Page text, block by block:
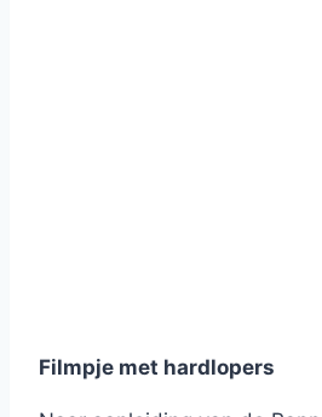
Filmpje met hardlopers